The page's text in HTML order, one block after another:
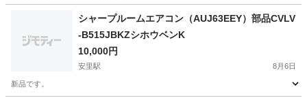
オーディオ
シャープルームエアコン（AUJ63EEY）部品CVLV
-B515JBKZシホウベンK
10,000円
安里駅 8月6日
新品です。